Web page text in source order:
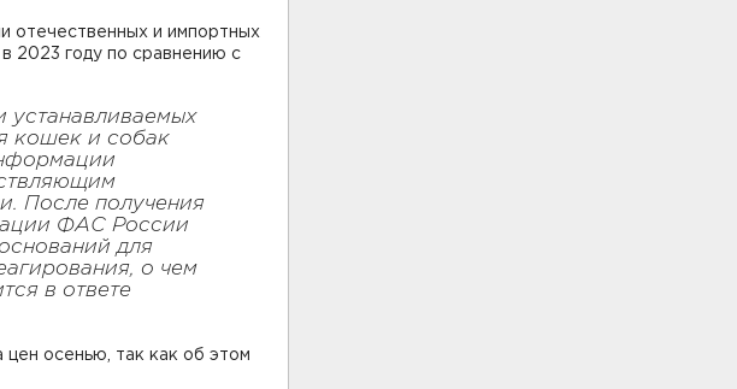
отечественных и импортных
2023 году по сравнению с
устанавливаемых
кошек и собак
После получения
ФАС России
для
о чем
в ответе
цен осенью, так как об этом